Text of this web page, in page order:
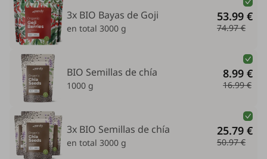
3x BIO Bayas de Goji
en total 3000 g
53.99 €
74.97 €
BIO Semillas de chía
1000 g
8.99 €
16.99 €
3x BIO Semillas de chía
en total 3000 g
25.79 €
50.97 €